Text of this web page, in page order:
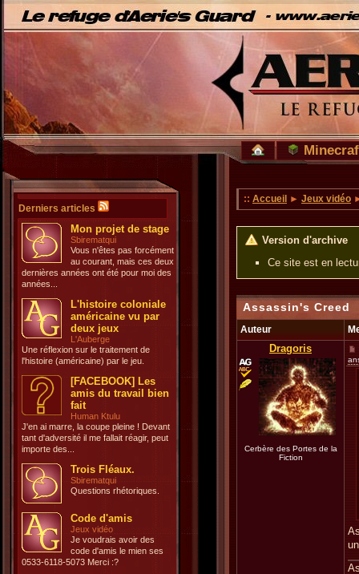
Derniers articles
Mon projet de stage
Sbirematqui
Vous n'êtes pas forcément
au courant, mais ces deux
dernières années ont été pour moi des
années...
L'histoire coloniale
américaine vu par
deux jeux
L'Auberge
Une réflexion sur le traitement de
l'histoire (américaine) par le jeu.
[FACEBOOK] Les
amis du travail bien
fait
Human Ktulu
J'en ai marre, la coupe pleine ! Devant
tant d'adversité il me fallait réagir, peut
importe des...
Trois Fléaux.
Sbirematqui
Questions rhétoriques.
Code d'amis
Jeux vidéo
Je voudrais avoir des
code d'amis le mien ses
0533-6118-5073 Merci :?
:: Accueil ► Jeux vidéo
Version d'archive
Ce site est en
Assassin's Creed
Auteur
Dragoris
Cerbère des Portes de la
Fiction